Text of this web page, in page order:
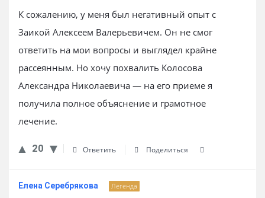
К сожалению, у меня был негативный опыт с
Заикой Алексеем Валерьевичем. Он не смог
ответить на мои вопросы и выглядел крайне
рассеянным. Но хочу похвалить Колосова
Александра Николаевича — на его приеме я
получила полное объяснение и грамотное
лечение.
20 Ответить Поделиться
Елена Серебрякова Легенда